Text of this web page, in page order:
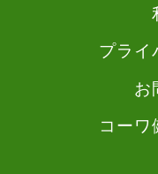
プライ
お
コーワ